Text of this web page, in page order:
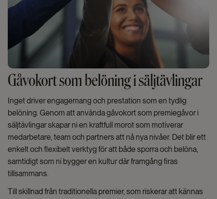
Gåvokort som belöning i säljtävlingar
Inget driver engagemang och prestation som en tydlig
belöning. Genom att använda gåvokort som premiegåvor i
säljtävlingar skapar ni en kraftfull morot som motiverar
medarbetare, team och partners att nå nya nivåer. Det blir ett
enkelt och flexibelt verktyg för att både sporra och belöna,
samtidigt som ni bygger en kultur där framgång firas
tillsammans.
Till skillnad från traditionella premier, som riskerar att kännas